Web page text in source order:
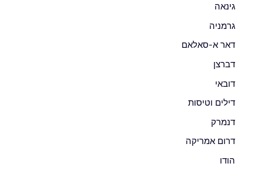
גינאה
גרמניה
דאר א-סאלאם
דברצן
דובאי
דילים וטיסות
דנמרק
דרום אמריקה
הודו